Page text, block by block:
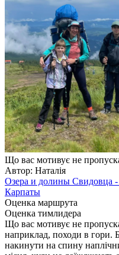
Що вас мотивує не
Автор: Наталія
Озера и долины Свидовца -
Карпаты
Оценка маршрута
Оценка тимлидера
Що вас мотивує не
наприклад, походи в гори.
накинути на спину